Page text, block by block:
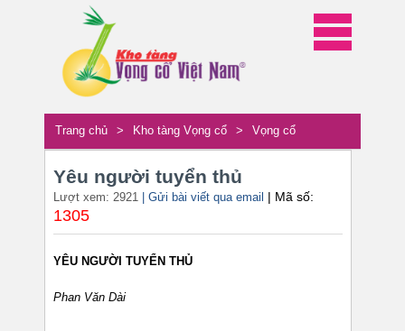
Trang chủ > Kho tàng Vọng cổ > Vọng cổ
Yêu người tuyển thủ
Lượt xem: 2921 | Gửi bài viết qua email | Mã số:
1305
YÊU NGƯỜI TUYỂN THỦ
Phan Văn Dài